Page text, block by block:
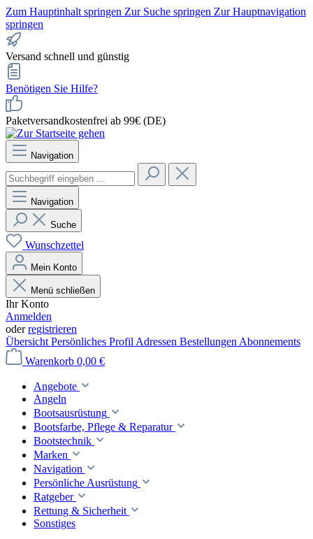
Zum Hauptinhalt springen Zur Suche springen Zur Hauptnavigation
springen
Versand schnell und günstig
Benötigen Sie Hilfe?
Paketversandkostenfrei ab 99€ (DE)
Navigation
Navigation
Suche
Wunschzettel
Mein Konto
Menü schließen
Ihr Konto
Anmelden
oderregistrieren
Übersicht Persönliches Profil Adressen Bestellungen Abonnements
Warenkorb 0,00 €
Angebote
Angeln
Bootsausrüstung
Bootsfarbe, Pflege & Reparatur
Bootstechnik
Marken
Navigation
Persönliche Ausrüstung
Ratgeber
Rettung & Sicherheit
Sonstiges